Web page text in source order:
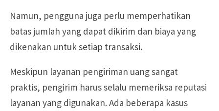
Namun, pengguna juga perlu memperhatikan
batas jumlah yang dapat dikirim dan biaya yang
dikenakan untuk setiap transaksi.
Meskipun layanan pengiriman uang sangat
praktis, pengirim harus selalu memeriksa reputasi
layanan yang digunakan. Ada beberapa kasus